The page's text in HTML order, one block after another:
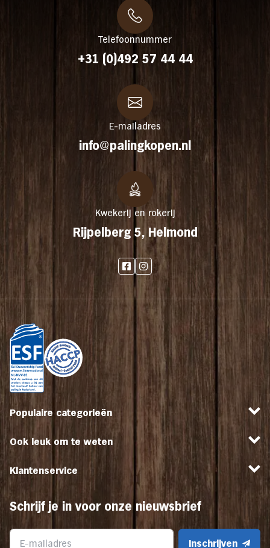
+31 (0)492 57 44 44
Telefoonnummer
info@palingkopen.nl
E-mailadres
Rijpelberg 5, Helmond
Kwekerij en rokerij
Populaire categorieën
Ook leuk om te weten
Klantenservice
Schrijf je in voor onze nieuwsbrief
Inschrijven